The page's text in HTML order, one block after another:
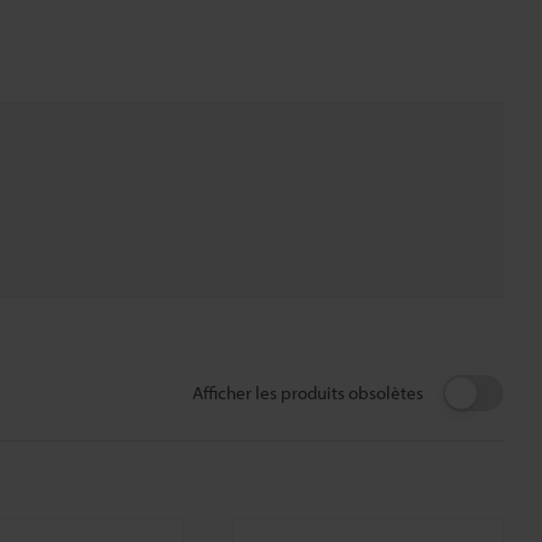
Afficher les produits obsolètes